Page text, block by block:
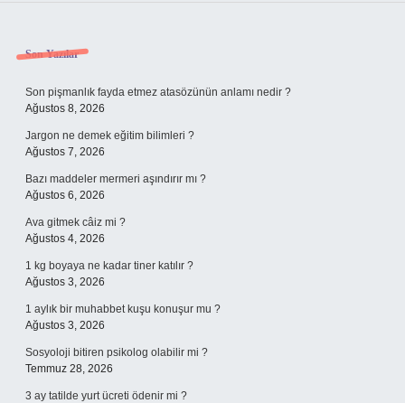
Sidebar
Son Yazılar
Son pişmanlık fayda etmez atasözünün anlamı nedir ?
Ağustos 8, 2026
Jargon ne demek eğitim bilimleri ?
Ağustos 7, 2026
Bazı maddeler mermeri aşındırır mı ?
Ağustos 6, 2026
Ava gitmek câiz mi ?
Ağustos 4, 2026
1 kg boyaya ne kadar tiner katılır ?
Ağustos 3, 2026
1 aylık bir muhabbet kuşu konuşur mu ?
Ağustos 3, 2026
Sosyoloji bitiren psikolog olabilir mi ?
Temmuz 28, 2026
3 ay tatilde yurt ücreti ödenir mi ?